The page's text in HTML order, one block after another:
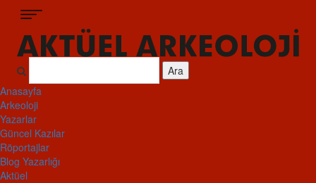
Ara
Anasayfa
Arkeoloji
Yazarlar
Güncel Kazılar
Röportajlar
Blog Yazarlığı
Aktüel